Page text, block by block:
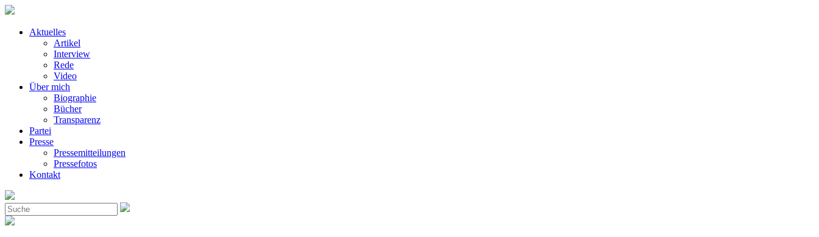
Aktuelles
Artikel
Interview
Rede
Video
Über mich
Biographie
Bücher
Transparenz
Partei
Presse
Pressemitteilungen
Pressefotos
Kontakt